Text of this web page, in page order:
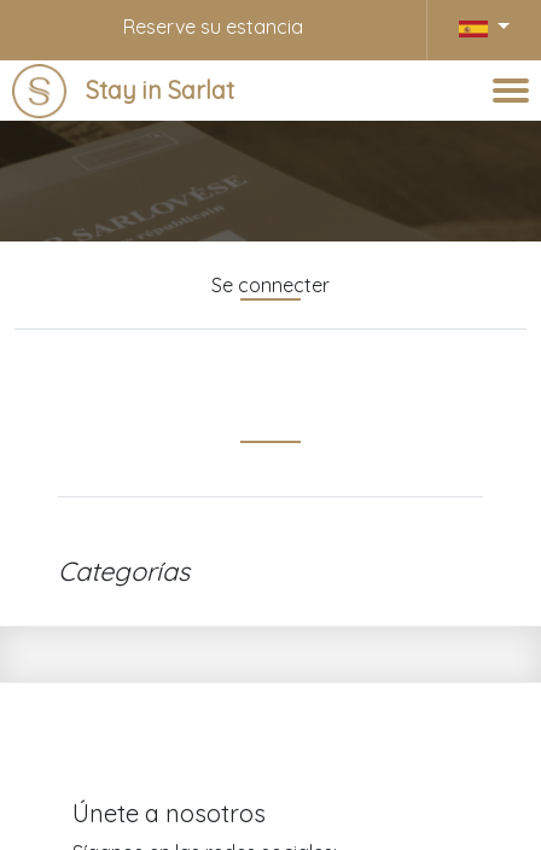
Reserve su estancia
Stay in Sarlat
Blog
Se connecter
Categorías
Únete a nosotros